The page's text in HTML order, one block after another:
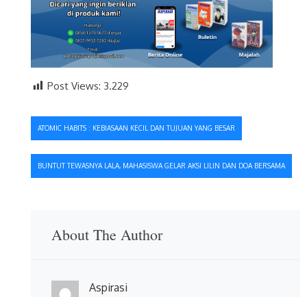
Post Views: 3.229
Navigasi
pos
ATOMIC HABITS : KEBIASAAN KECIL DAN TUJUAN YANG BESAR
BUNTUT TEWASNYA LALA, MAHASISWA GELAR AKSI LILIN DAN DOA BERSAMA
About The Author
Aspirasi